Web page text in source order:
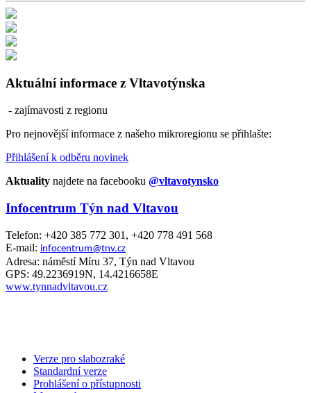
Aktuální informace z Vltavotýnska
- zajímavosti z regionu
Pro nejnovější informace z našeho mikroregionu se přihlašte:
Přihlášení k odběru novinek
Aktuality najdete na facebooku @vltavotynsko
Infocentrum Týn nad Vltavou
Telefon: +420 385 772 301, +420 778 491 568
E-mail: infocentrum@tnv.cz
Adresa: náměstí Míru 37, Týn nad Vltavou
GPS: 49.2236919N, 14.4216658E
www.tynnadvltavou.cz
Verze pro slabozraké
Standardní verze
Prohlášení o přístupnosti